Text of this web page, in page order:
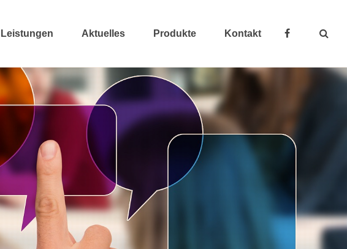
Leistungen Aktuelles Produkte Kontakt